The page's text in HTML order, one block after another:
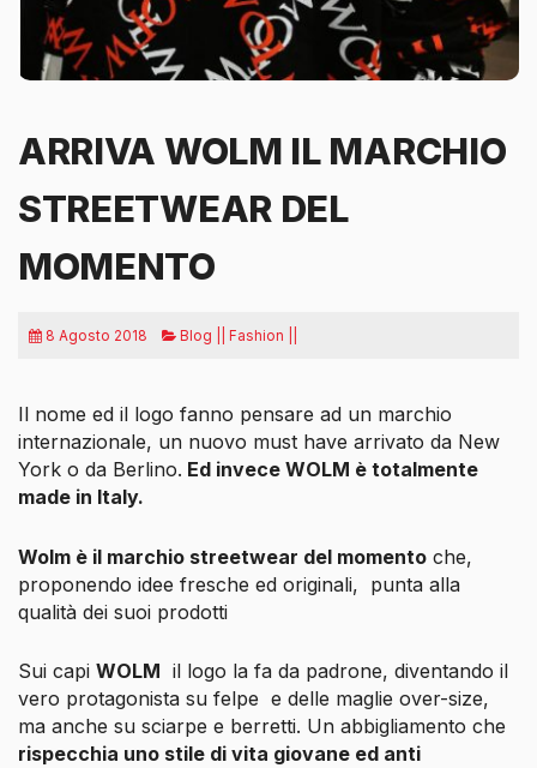
ARRIVA WOLM IL MARCHIO
STREETWEAR DEL
MOMENTO
8 Agosto 2018 Blog || Fashion ||
Il nome ed il logo fanno pensare ad un marchio
internazionale, un nuovo must have arrivato da New
York o da Berlino. Ed invece WOLM è totalmente
made in Italy.
Wolm è il marchio streetwear del momento che,
proponendo idee fresche ed originali, punta alla
qualità dei suoi prodotti
Sui capi WOLM il logo la fa da padrone, diventando il
vero protagonista su felpe e delle maglie over-size,
ma anche su sciarpe e berretti. Un abbigliamento che
rispecchia uno stile di vita giovane ed anti